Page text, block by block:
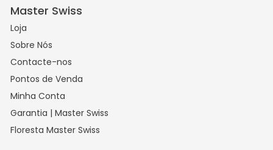
Master Swiss
Loja
Sobre Nós
Contacte-nos
Pontos de Venda
Minha Conta
Garantia | Master Swiss
Floresta Master Swiss